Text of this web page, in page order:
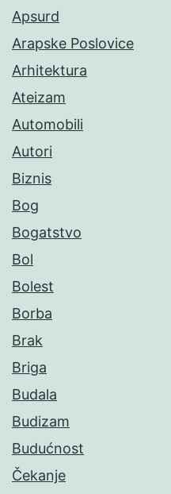
Apsurd
Arapske Poslovice
Arhitektura
Ateizam
Automobili
Autori
Biznis
Bog
Bogatstvo
Bol
Bolest
Borba
Brak
Briga
Budala
Budizam
Budućnost
Čekanje